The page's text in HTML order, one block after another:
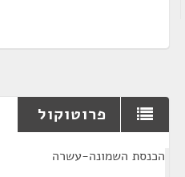
פרוטוקול
הכנסת השמונה-עשרה